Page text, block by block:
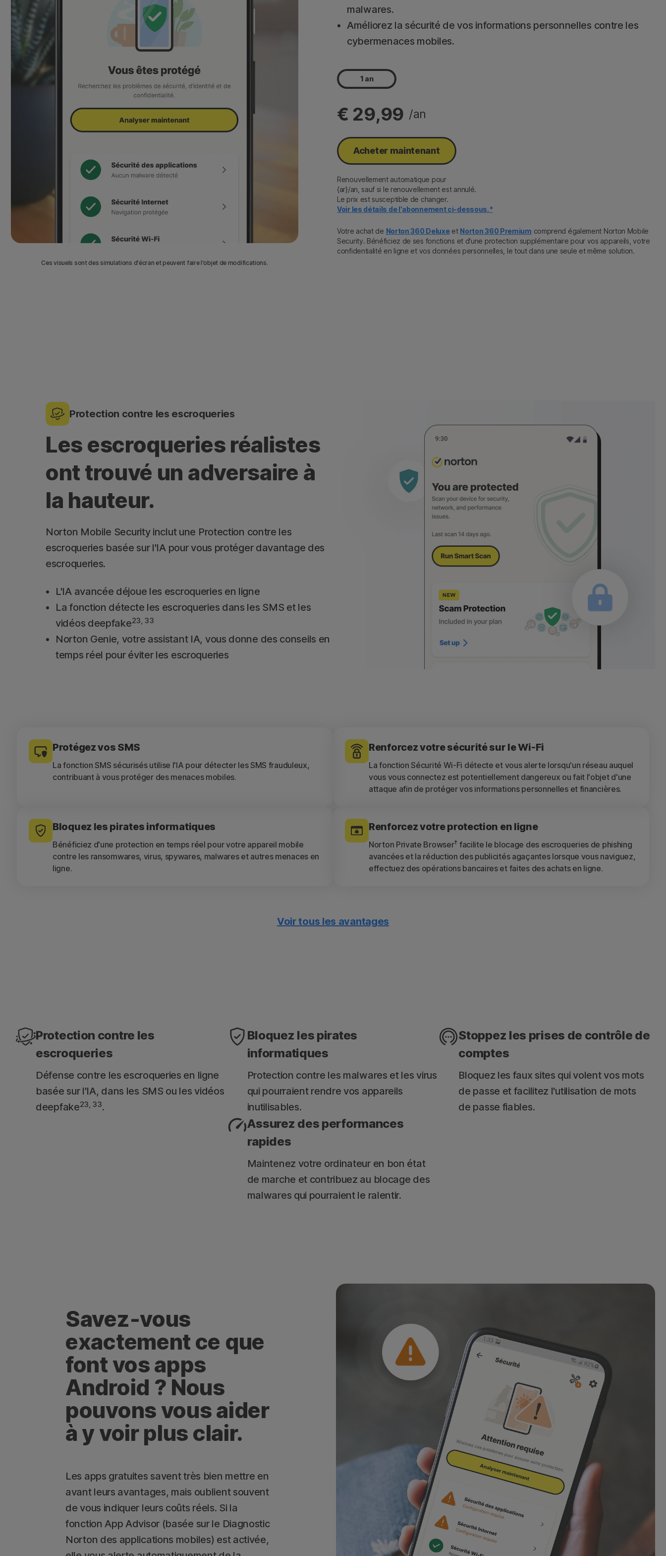
Ces visuels sont des simulations d'écran et peuvent faire l'objet de modifications.
malwares.
Améliorez la sécurité de vos informations personnelles contre les
cybermenaces mobiles.
1 an
€ 29,99 /an
Acheter maintenant
Renouvellement automatique pour
{ar}/an, sauf si le renouvellement est annulé.
Le prix est susceptible de changer.
Voir les détails de l'abonnement ci-dessous.*
Votre achat de Norton 360 Deluxeet Norton 360 Premium comprend également Norton Mobile
Security. Bénéficiez de ses fonctions et d'une protection supplémentaire pour vos appareils, votre
confidentialité en ligne et vos données personnelles, le tout dans une seule et même solution.
Protection contre les escroqueries
Les escroqueries réalistes
ont trouvé un adversaire à
la hauteur.
Norton Mobile Security inclut une Protection contre les
escroqueries basée sur l'IA pour vous protéger davantage des
escroqueries.
L'IA avancée déjoue les escroqueries en ligne
La fonction détecte les escroqueries dans les SMS et les
vidéos deepfake23, 33
Norton Genie, votre assistant IA, vous donne des conseils en
temps réel pour éviter les escroqueries
Protégez vos SMS
La fonction SMS sécurisés utilise l'IA pour détecter les SMS frauduleux,
contribuant à vous protéger des menaces mobiles.
Renforcez votre sécurité sur le Wi-Fi
La fonction Sécurité Wi-Fi détecte et vous alerte lorsqu'un réseau auquel
vous vous connectez est potentiellement dangereux ou fait l'objet d'une
attaque afin de protéger vos informations personnelles et financières.
Bloquez les pirates informatiques
Bénéficiez d'une protection en temps réel pour votre appareil mobile
contre les ransomwares, virus, spywares, malwares et autres menaces en
ligne.
Renforcez votre protection en ligne
Norton Private Browser† facilite le blocage des escroqueries de phishing
avancées et la réduction des publicités agaçantes lorsque vous naviguez,
effectuez des opérations bancaires et faites des achats en ligne.
Téléchargez uniquement des applications sécurisées Recevez des rapports sur l'appareil
Voir tous les avantages
Protection contre les
escroqueries
Défense contre les escroqueries en ligne
basée sur l'IA, dans les SMS ou les vidéos
deepfake23, 33.
Bloquez les pirates
informatiques
Protection contre les malwares et les virus
qui pourraient rendre vos appareils
inutilisables.
Stoppez les prises de contrôle de
comptes
Bloquez les faux sites qui volent vos mots
de passe et facilitez l'utilisation de mots
de passe fiables.
Assurez des performances
rapides
Maintenez votre ordinateur en bon état
de marche et contribuez au blocage des
malwares qui pourraient le ralentir.
Savez-vous
exactement ce que
font vos apps
Android ? Nous
pouvons vous aider
à y voir plus clair.
Les apps gratuites savent très bien mettre en
avant leurs avantages, mais oublient souvent
de vous indiquer leurs coûts réels. Si la
fonction App Advisor (basée sur le Diagnostic
Norton des applications mobiles) est activée,